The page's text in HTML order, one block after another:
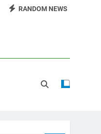
RANDOM NEWS